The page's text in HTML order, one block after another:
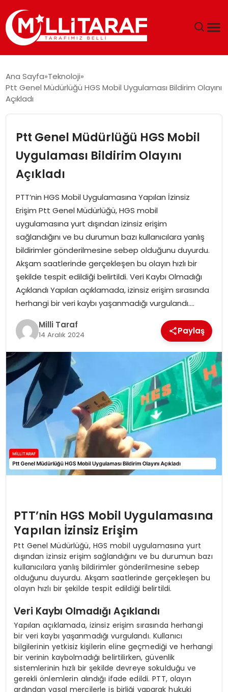
ÖZEL SAYFALAR
SPOR
SIYASET
MAGAZIN
Ana Sayfa Teknoloji
Ptt Genel Müdürlüğü HGS Mobil Uygulaması Bildirim Olayını
Açıkladı
Ptt Genel Müdürlüğü HGS Mobil
Uygulaması Bildirim Olayını
Açıkladı
PTT’nin HGS Mobil Uygulamasına Yapılan İzinsiz
Erişim Ptt Genel Müdürlüğü, HGS mobil
uygulamasına yurt dışından izinsiz erişim
sağlandığını ve bu durumun bazı kullanıcılara yanlış
bildirimler gönderilmesine sebep olduğunu duyurdu.
Akşam saatlerinde gerçekleşen bu olayın hızlı bir
şekilde tespit edildiği belirtildi. Veri Kaybı Olmadığı
Açıklandı Yapılan açıklamada, izinsiz erişim sırasında
herhangi bir veri kaybı yaşanmadığı vurgulandı….
Milli Taraf
14 Aralık 2024 Paylaş
PTT’nin HGS Mobil Uygulamasına
Yapılan İzinsiz Erişim
Ptt Genel Müdürlüğü, HGS mobil uygulamasına yurt
dışından izinsiz erişim sağlandığını ve bu durumun bazı
kullanıcılara yanlış bildirimler gönderilmesine sebep
olduğunu duyurdu. Akşam saatlerinde gerçekleşen bu
olayın hızlı bir şekilde tespit edildiği belirtildi.
Veri Kaybı Olmadığı Açıklandı
Yapılan açıklamada, izinsiz erişim sırasında herhangi
bir veri kaybı yaşanmadığı vurgulandı. Kullanıcı
bilgilerinin yetkisiz kişilerin eline geçmediği ve herhangi
bir verinin kaybolmadığı belirtilirken, güvenlik
sistemlerinin hızlı bir şekilde devreye sokulduğu ve
gerekli önlemlerin alındığı ifade edildi. PTT, olayın
ardından yasal mercilerle iş birliği yaparak hukuki